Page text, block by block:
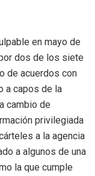
en mayo de
dos de los siete
de acuerdos con
a capos de la
cambio de
privilegiada
a la agencia
a algunos de una
la que cumple